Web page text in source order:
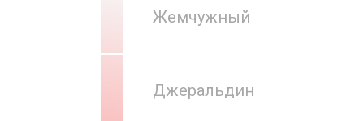
Джеральдин
Жемчужный